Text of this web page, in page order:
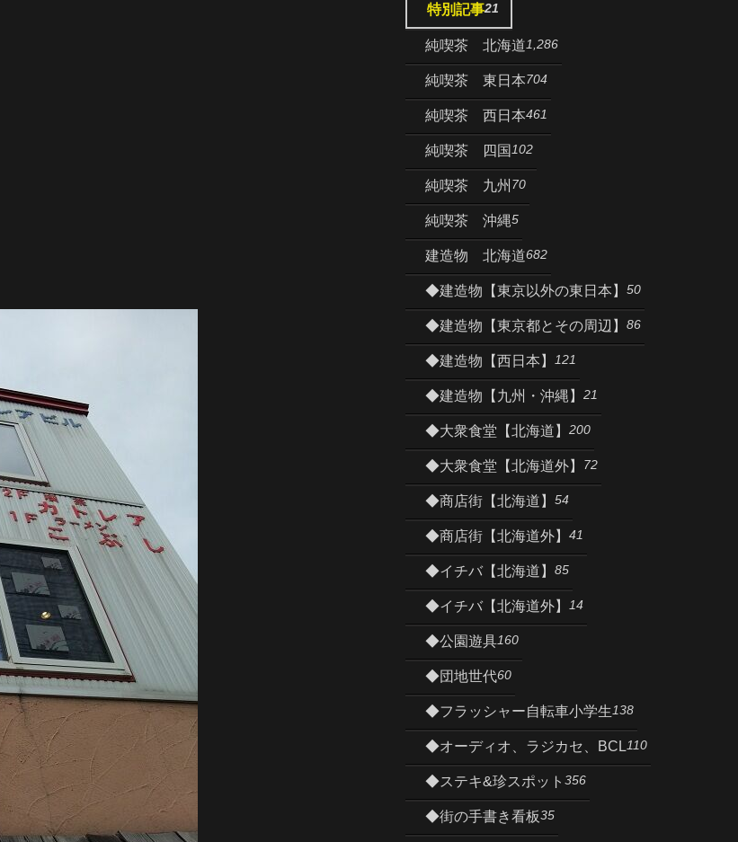
特別記事21
純喫茶 北海道1,286
純喫茶 東日本704
純喫茶 西日本461
純喫茶 四国 102
純喫茶 九州 70
純喫茶 沖縄5
建造物 北海道682
◆建造物【東京以外の東日本】 50
◆建造物【東京都とその周辺】 86
◆建造物【西日本】 121
◆建造物【九州・沖縄】 21
◆大衆食堂【北海道】 200
◆大衆食堂【北海道外】 72
◆商店街【北海道】 54
◆商店街【北海道外】 41
◆イチバ【北海道】 85
◆イチバ【北海道外】 14
◆公園遊具160
◆団地世代60
◆フラッシャー自転車小学生138
◆オーディオ、ラジカセ、BCL110
◆ステキ&珍スポット 356
◆街の手書き看板35